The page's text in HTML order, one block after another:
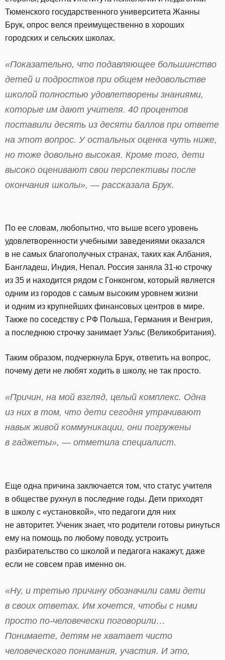
Тюменского государственного университета Жанны
Брук, опрос велся преимущественно в хороших
городских и сельских школах.
«Показательно, что подавляющее большинство
детей и подростков при общем недовольстве
школой полностью удовлетворены знаниями,
которые им дают учителя. 40 процентов
поставили десять из десяти баллов при ответе
на этот вопрос. У остальных оценка чуть ниже,
но тоже довольно высокая. Кроме того, дети
высоко оценивают свои перспективы после
окончания школы», — рассказала Брук.
По ее словам, любопытно, что выше всего уровень
удовлетворенности учебными заведениями оказался
в не самых благополучных странах, таких как Албания,
Бангладеш, Индия, Непал. Россия заняла 31-ю строчку
из 35 и находится рядом с Гонконгом, который является
одним из городов с самым высоким уровнем жизни
и одним из крупнейших финансовых центров в мире.
Также по соседству с РФ Польша, Германия и Венгрия,
а последнюю строчку занимает Уэльс (Великобритания).
Таким образом, подчеркнула Брук, ответить на вопрос,
почему дети не любят ходить в школу, не так просто.
«Причин, на мой взгляд, целый комплекс. Одна
из них в том, что дети сегодня утрачивают
навык живой коммуникации, они погружены
в гаджеты», — отметила специалист.
Еще одна причина заключается том, что статус учителя
в обществе рухнул в последние годы. Дети приходят
в школу с «установкой», что педагоги для них
не авторитет. Ученик знает, что родители готовы ринуться
ему на помощь по любому поводу, устроить
разбирательство со школой и педагога накажут, даже
если не совсем прав именно он.
«Ну, и третью причину обозначили сами дети
в своих ответах. Им хочется, чтобы с ними
просто по-человечески поговорили…
Понимаете, детям не хватает чисто
человеческого понимания, участия. И это,